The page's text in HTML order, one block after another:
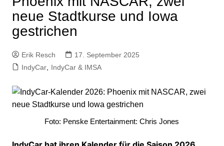
neue Stadtkurse und Iowa
gestrichen
Erik Resch
17. September 2025
IndyCar, IndyCar & IMSA
Foto: Penske Entertainment: Chris Jones